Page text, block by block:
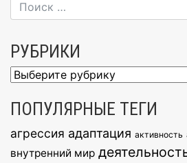
записям
РУБРИКИ
Рубрики
ПОПУЛЯРНЫЕ ТЕГИ
агрессия адаптация активность
внутренний мир